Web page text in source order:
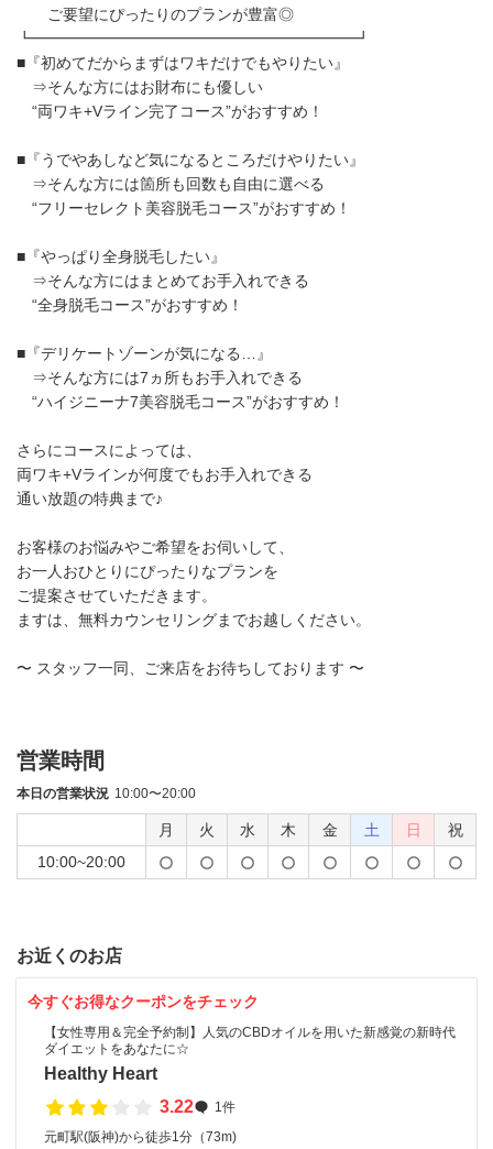
ご要望にぴったりのプランが豊富◎
┗━━━━━━━━━━━━━━━━━━━━━┛
■『初めてだからまずはワキだけでもやりたい』
⇒そんな方にはお財布にも優しい
“両ワキ+Vライン完了コース”がおすすめ！
■『うでやあしなど気になるところだけやりたい』
⇒そんな方には箇所も回数も自由に選べる
“フリーセレクト美容脱毛コース”がおすすめ！
■『やっぱり全身脱毛したい』
⇒そんな方にはまとめてお手入れできる
“全身脱毛コース”がおすすめ！
■『デリケートゾーンが気になる…』
⇒そんな方には7ヵ所もお手入れできる
“ハイジニーナ7美容脱毛コース”がおすすめ！
さらにコースによっては、
両ワキ+Vラインが何度でもお手入れできる
通い放題の特典まで♪
お客様のお悩みやご希望をお伺いして、
お一人おひとりにぴったりなプランを
ご提案させていただきます。
ますは、無料カウンセリングまでお越しください。
〜 スタッフ一同、ご来店をお待ちしております 〜
営業時間
本日の営業状況 10:00〜20:00
月 火 水 木 金 土 日
祝
10:00~20:00
お近くのお店
今すぐお得なクーポンをチェック
【女性専用＆完全予約制】人気のCBDオイルを用いた新感覚の新時代
ダイエットをあなたに☆
Healthy Heart
3.22
1件
元町駅(阪神)から徒歩1分（73m)